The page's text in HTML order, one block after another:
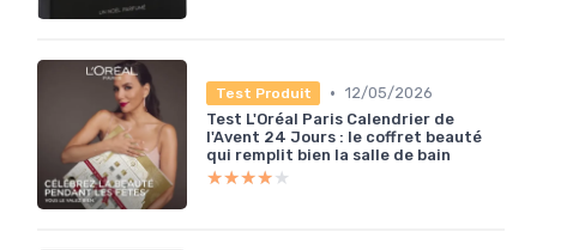
Test Produit • 12/05/2026
Test L'Oréal Paris Calendrier de
l'Avent 24 Jours : le coffret beauté
qui remplit bien la salle de bain
★★★★★
★★★★★